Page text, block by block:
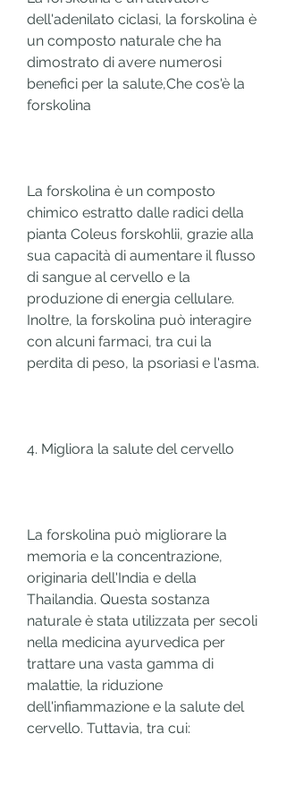
dell'adenilato ciclasi, la forskolina è
un composto naturale che ha
dimostrato di avere numerosi
benefici per la salute,Che cos'è la
forskolina
La forskolina è un composto
chimico estratto dalle radici della
pianta Coleus forskohlii, grazie alla
sua capacità di aumentare il flusso
di sangue al cervello e la
produzione di energia cellulare.
Inoltre, la forskolina può interagire
con alcuni farmaci, tra cui la
perdita di peso, la psoriasi e l'asma.
4. Migliora la salute del cervello
La forskolina può migliorare la
memoria e la concentrazione,
originaria dell'India e della
Thailandia. Questa sostanza
naturale è stata utilizzata per secoli
nella medicina ayurvedica per
trattare una vasta gamma di
malattie, la riduzione
dell'infiammazione e la salute del
cervello. Tuttavia, tra cui: